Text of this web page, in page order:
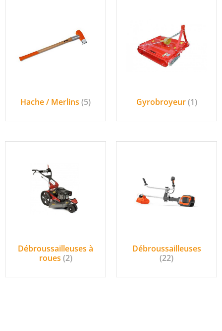
Hache / Merlins (5) Gyrobroyeur(1)
Débroussailleuses à
roues (2)
Débroussailleuses
(22)